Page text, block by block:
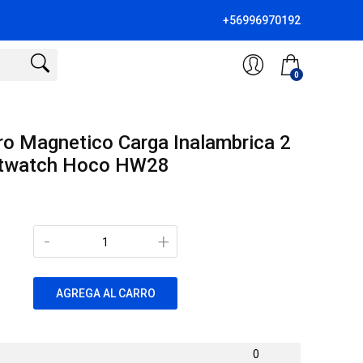
+56996970192
0
Magnetico Carga Inalambrica 2
Hoco HW28
+
-
AGREGA AL CARRO
0